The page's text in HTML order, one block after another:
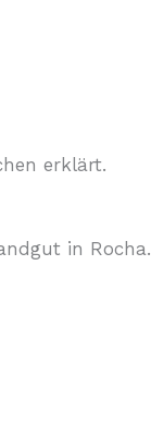
erklärt.
in Rocha.